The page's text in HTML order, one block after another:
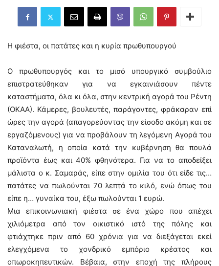
Η φιέστα, οι πατάτες και η κυρία πρωθυπουργού
Ο πρωθυπουργός και το μισό υπουργικό συμβούλιο
επιστρατεύθηκαν για να εγκαινιάσουν πέντε
καταστήματα, όλα κι όλα, στην κεντρική αγορά του Ρέντη
(ΟΚΑΑ). Κάμερες, βουλευτές, παράγοντες, φράκαραν επί
ώρες την αγορά (απαγορεύοντας την είσοδο ακόμη και σε
εργαζόμενους) για να προβάλουν τη λεγόμενη Αγορά του
Καταναλωτή, η οποία κατά την κυβέρνηση θα πουλά
προϊόντα έως και 40% φθηνότερα. Για να το αποδείξει
μάλιστα ο κ. Σαμαράς, είπε στην ομιλία του ότι είδε τις…
πατάτες να πωλούνται 70 λεπτά το κιλό, ενώ όπως του
είπε η… γυναίκα του, έξω πωλούνται 1 ευρώ.
Μια επικοινωνιακή φιέστα σε ένα χώρο που απέχει
χιλιόμετρα από τον οικιστικό ιστό της πόλης και
φτιάχτηκε πριν από 60 χρόνια για να διεξάγεται εκεί
ελεγχόμενα το χονδρικό εμπόριο κρέατος και
οπωροκηπευτικών. Βέβαια, στην εποχή της πλήρους